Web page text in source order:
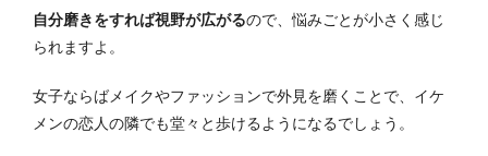
自分磨きをすれば視野が広がるので、悩みごとが小さく感じ
られますよ。
女子ならばメイクやファッションで外見を磨くことで、イケ
メンの恋人の隣でも堂々と歩けるようになるでしょう。